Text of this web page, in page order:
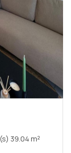
Appartement 2 pièce(s) 1 chambre(s) 39.04 m²